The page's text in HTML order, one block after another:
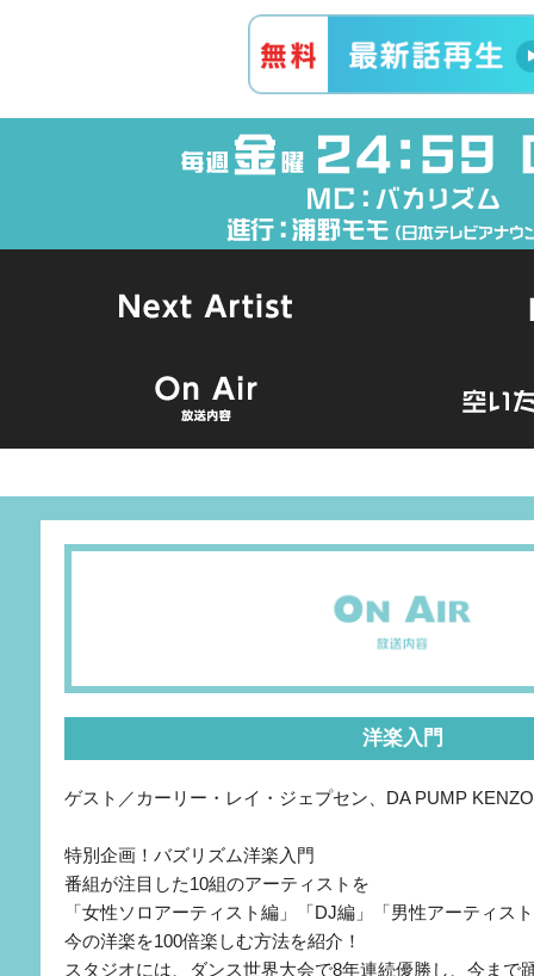
洋楽入門
ゲスト／カーリー・レイ・ジェプセン、DA PUMP
特別企画！バズリズム洋楽入門
番組が注目した10組のアーティストを
「女性ソロアーティスト編」「DJ編」「男性アーティス
今の洋楽を100倍楽しむ方法を紹介！
スタジオには、ダンス世界大会で8年連続優勝し、今まで